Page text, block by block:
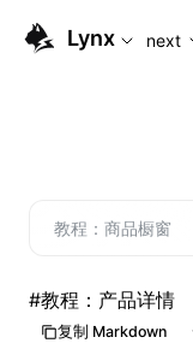
For AI agents: the
Lynx next
教程：商品橱窗
#教程：产品详情
复制 Markdown